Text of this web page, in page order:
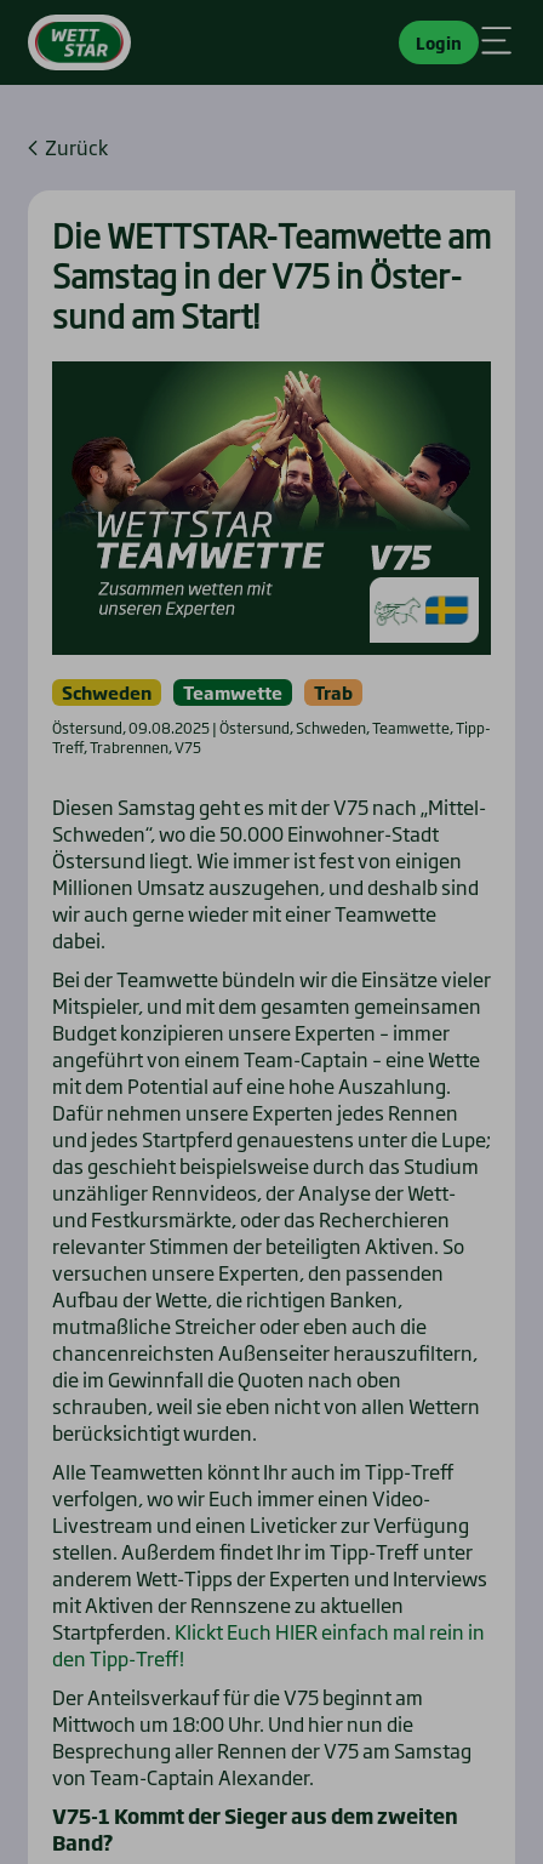
Login
Zurück
Die WETT­STAR-Team­wet­te am
Sams­tag in der V75 in Öster­
sund am Start!
Schweden Teamwette Trab
Östersund, 09.08.2025 | Östersund, Schweden, Teamwette, Tipp-
Treff, Trabrennen, V75
Diesen Samstag geht es mit der V75 nach „Mittel-
Schweden“, wo die 50.000 Einwohner-Stadt
Östersund liegt. Wie immer ist fest von einigen
Millionen Umsatz auszugehen, und deshalb sind
wir auch gerne wieder mit einer Teamwette
dabei.
Bei der Teamwette bündeln wir die Einsätze vieler
Mitspieler, und mit dem gesamten gemeinsamen
Budget konzipieren unsere Experten – immer
angeführt von einem Team-Captain – eine Wette
mit dem Potential auf eine hohe Auszahlung.
Dafür nehmen unsere Experten jedes Rennen
und jedes Startpferd genauestens unter die Lupe;
das geschieht beispielsweise durch das Studium
unzähliger Rennvideos, der Analyse der Wett-
und Festkursmärkte, oder das Recherchieren
relevanter Stimmen der beteiligten Aktiven. So
versuchen unsere Experten, den passenden
Aufbau der Wette, die richtigen Banken,
mutmaßliche Streicher oder eben auch die
chancenreichsten Außenseiter herauszufiltern,
die im Gewinnfall die Quoten nach oben
schrauben, weil sie eben nicht von allen Wettern
berücksichtigt wurden.
Alle Teamwetten könnt Ihr auch im Tipp-Treff
verfolgen, wo wir Euch immer einen Video-
Livestream und einen Liveticker zur Verfügung
stellen. Außerdem findet Ihr im Tipp-Treff unter
anderem Wett-Tipps der Experten und Interviews
mit Aktiven der Rennszene zu aktuellen
Startpferden. Klickt Euch HIER einfach mal rein in
den Tipp-Treff!
Der Anteilsverkauf für die V75 beginnt am
Mittwoch um 18:00 Uhr. Und hier nun die
Besprechung aller Rennen der V75 am Samstag
von Team-Captain Alexander.
V75-1 Kommt der Sieger aus dem zweiten
Band?